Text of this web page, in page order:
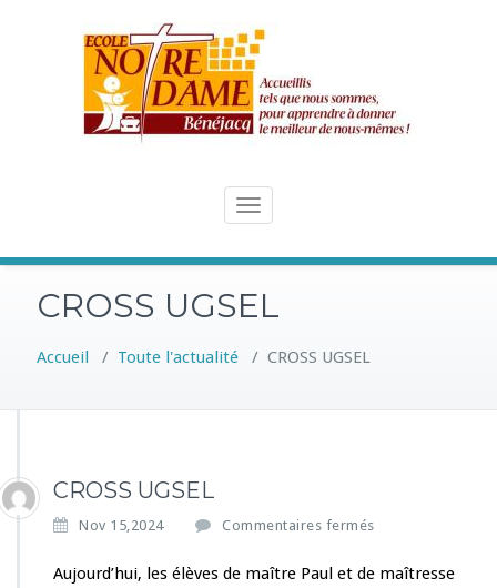
Toggle
CROSS UGSEL
Accueil / Toute l'actualité / CROSS UGSEL
CROSS UGSEL
Nov 15,2024 Commentaires fermés
r
Aujourd’hui, les élèves de maître Paul et de maîtresse